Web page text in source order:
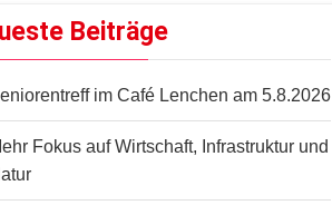
Beiträge
im Café Lenchen am 5.8.2026
Fokus auf Wirtschaft, Infrastruktur und